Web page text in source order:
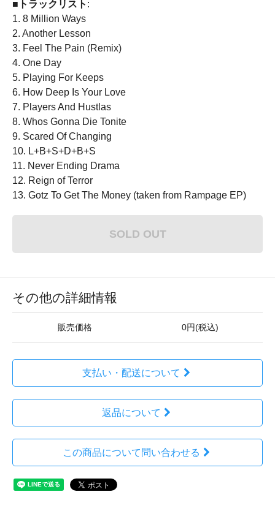
■トラックリスト :
1. 8 Million Ways
2. Another Lesson
3. Feel The Pain (Remix)
4. One Day
5. Playing For Keeps
6. How Deep Is Your Love
7. Players And Hustlas
8. Whos Gonna Die Tonite
9. Scared Of Changing
10. L+B+S+D+B+S
11. Never Ending Drama
12. Reign of Terror
13. Gotz To Get The Money (taken from Rampage EP)
SOLD OUT
その他の詳細情報
販売価格 0円(税込)
支払い・配送について
返品について
この商品について問い合わせる